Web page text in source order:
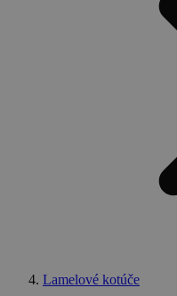
Lamelové kotúče